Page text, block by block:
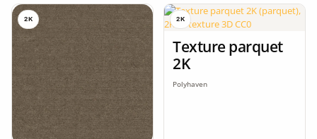
2K 2K
Texture parquet
2K
Polyhaven